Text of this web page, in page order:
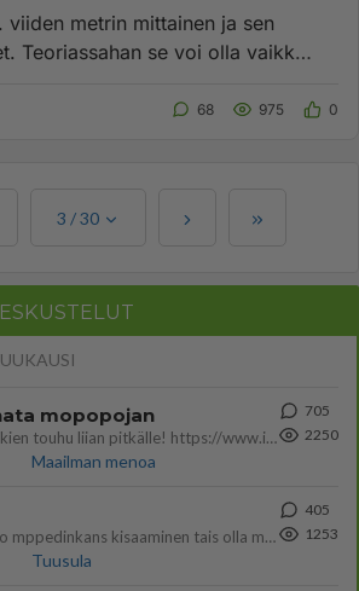
metrin mittainen ja sen
68 975 0
3 /30
mopopojan
Nyt menee kissalan poikien touhu liian pitkälle! https://www.is.fi/kotimaa/art-2000012193221.html Karu video mopomiiti
Maailman menoa
705
2250
Menikös öoliisilta yli tuo mppedinkans kisaaminen tais olla melkoinen riski vahigoittaa tarpeettomasti jopa kuolla tuoss
Tuusula
405
1253